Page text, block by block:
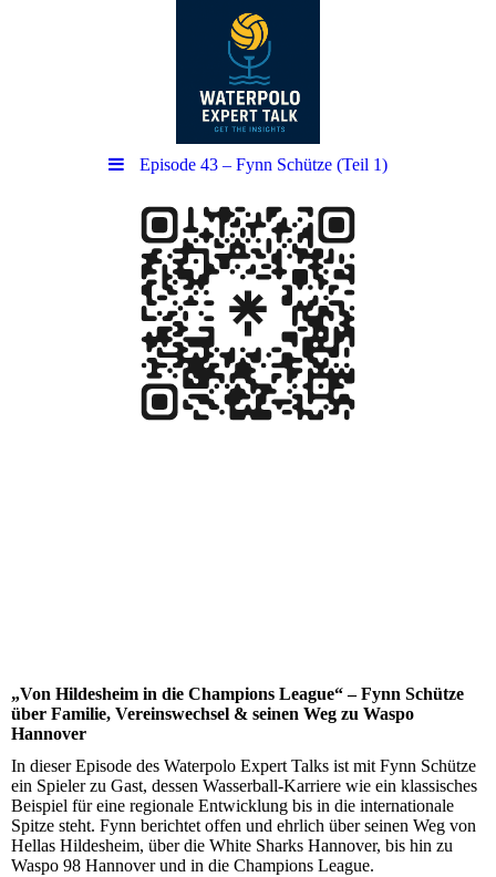
Episode 43 – Fynn Schütze (Teil 1)
„Von Hildesheim in die Champions League“ – Fynn Schütze
über Familie, Vereinswechsel & seinen Weg zu Waspo
Hannover
In dieser Episode des Waterpolo Expert Talks ist mit Fynn Schütze
ein Spieler zu Gast, dessen Wasserball-Karriere wie ein klassisches
Beispiel für eine regionale Entwicklung bis in die internationale
Spitze steht. Fynn berichtet offen und ehrlich über seinen Weg von
Hellas Hildesheim, über die White Sharks Hannover, bis hin zu
Waspo 98 Hannover und in die Champions League.